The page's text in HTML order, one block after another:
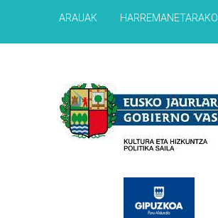
ARAUAK HARREMANETARAKO